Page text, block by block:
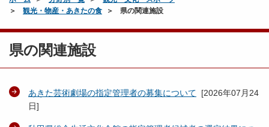
観光・物産・あきたの食
県の関連施設
県の関連施設
あきた芸術劇場の指定管理者の募集について [2026年07月24
日]